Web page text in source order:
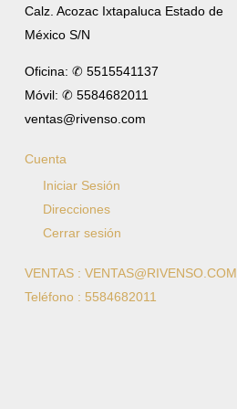
Calz. Acozac Ixtapaluca Estado de
México S/N
Oficina: ✆ 5515541137
Móvil: ✆ 5584682011
ventas@rivenso.com
Cuenta
Iniciar Sesión
Direcciones
Cerrar sesión
VENTAS : VENTAS@RIVENSO.COM
Teléfono : 5584682011